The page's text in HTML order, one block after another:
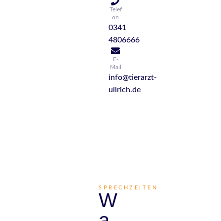
Telef
on
0341
4806666
E-
Mail
info@tierarzt-
ullrich.de
SPRECHZEITEN
W